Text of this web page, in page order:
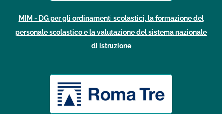
MIM - DG per gli ordinamenti scolastici, la formazione del
personale scolastico e la valutazione del sistema nazionale
di istruzione